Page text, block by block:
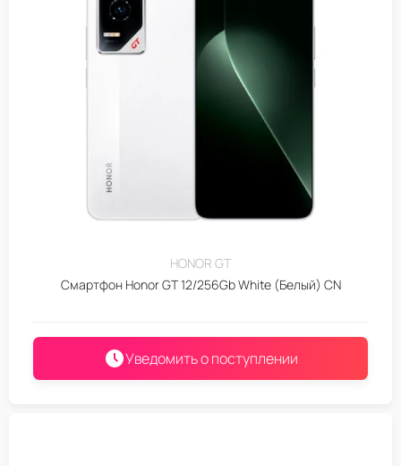
HONOR GT
Смартфон Honor GT 12/256Gb White (Белый) CN
Уведомить о поступлении